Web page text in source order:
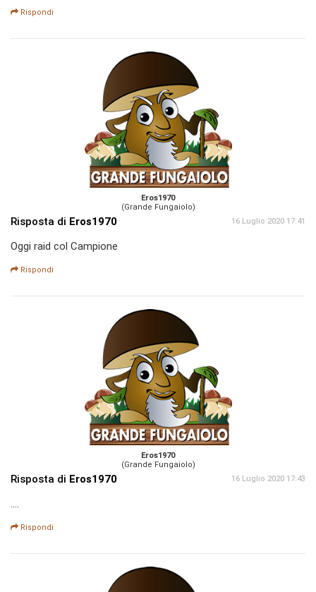
Rispondi
Eros1970
(Grande Fungaiolo)
Risposta di Eros1970 16 Luglio 2020 17:41
Oggi raid col Campione
Rispondi
Eros1970
(Grande Fungaiolo)
Risposta di Eros1970 16 Luglio 2020 17:43
....
Rispondi